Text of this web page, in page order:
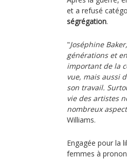
et a refusé
ségrégation.
"Joséphine
générations et
important de la
vue, mais aussi
son travail.
vie des artistes
nombreux
Williams.
Engagée pour la
femmes à